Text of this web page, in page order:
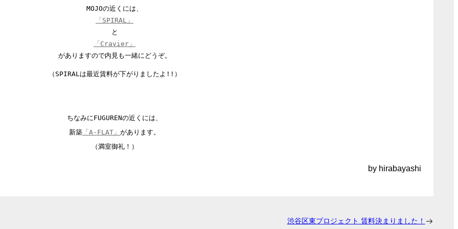
MOJOの近くには、
「SPIRAL」
と
「Cravier」
がありますので内見も一緒にどうぞ。
（SPIRALは最近賃料が下がりましたよ!!）
ちなみにFUGURENの近くには、
新築 「A-FLAT」 があります。
（満室御礼！）
by hirabayashi
渋谷区東プロジェクト 賃料決まりました！